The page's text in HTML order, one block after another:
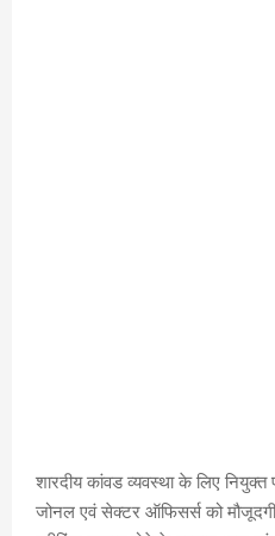
शारदीय कांवड व्यवस्था के लिए नियुक्त
जोनल एवं सेक्टर ऑफिसर्स को